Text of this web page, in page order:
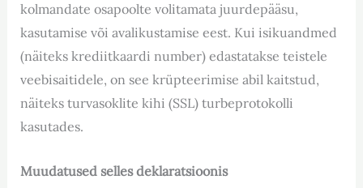
kolmandate osapoolte volitamata juurdepääsu,
kasutamise või avalikustamise eest. Kui isikuandmed
(näiteks krediitkaardi number) edastatakse teistele
veebisaitidele, on see krüpteerimise abil kaitstud,
näiteks turvasoklite kihi (SSL) turbeprotokolli
kasutades.
Muudatused selles deklaratsioonis